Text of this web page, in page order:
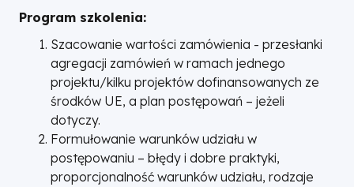
Program szkolenia:
Szacowanie wartości zamówienia - przesłanki
agregacji zamówień w ramach jednego
projektu/kilku projektów dofinansowanych ze
środków UE, a plan postępowań – jeżeli
dotyczy.
Formułowanie warunków udziału w
postępowaniu – błędy i dobre praktyki,
proporcjonalność warunków udziału, rodzaje